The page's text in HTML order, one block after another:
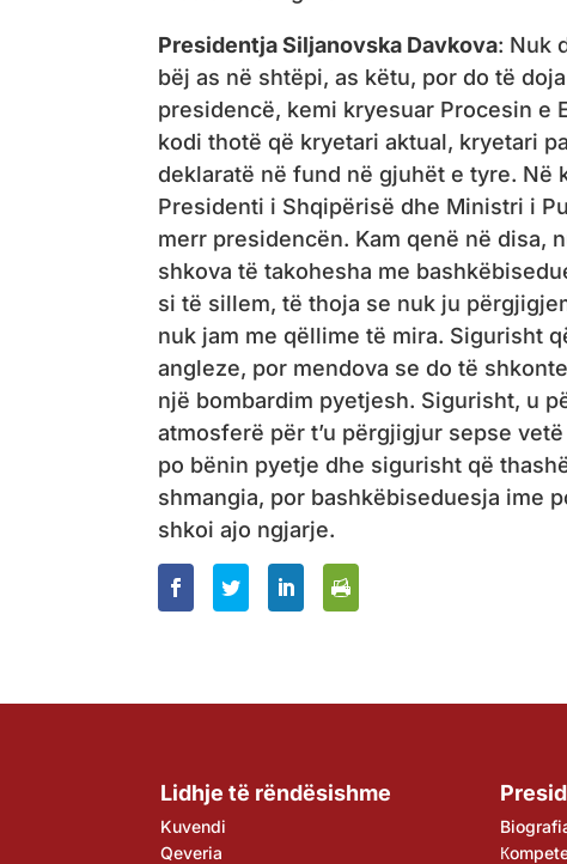
Presidentja Siljanovska Davkova: Nuk
bëj as në shtëpi, as këtu, por do të
presidencë, kemi kryesuar Procesin e
kodi thotë që kryetari aktual, kryetari
deklaratë në fund në gjuhët e tyre. Në
Presidenti i Shqipërisë dhe Ministri i
merr presidencën. Kam qenë në disa,
shkova të takohesha me
si të sillem, të thoja se nuk ju
nuk jam me qëllime të mira. Sigurisht
angleze, por mendova se do të
një bombardim pyetjesh. Sigurisht, u
atmosferë për t’u përgjigjur sepse
po bënin pyetje dhe sigurisht që
shmangia, por bashkëbiseduesja ime
shkoi ajo ngjarje.
Lidhje të rëndësishme
Kuvendi
Qeveria